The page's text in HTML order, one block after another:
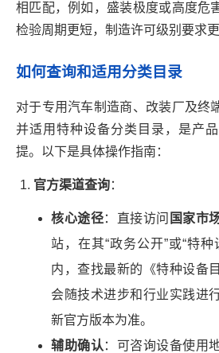
相匹配，例如，盛装极度或高度危
检验周期更短，制造许可级别要求更
如何查询和适用分类目录
对于专用汽车制造商、改装厂及终
并适用特种设备分类目录，是产
提。以下是具体操作指南：
官方渠道查询：
核心途径：直接访问 国家市
站，在其“政务公开”或“特
内，查找最新的《特种设备
会随技术进步和行业实践进
新官方版本为准。
辅助确认 ：可咨询设备使用